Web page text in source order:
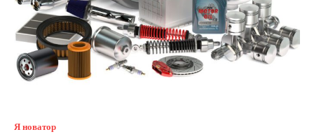
Я новатор